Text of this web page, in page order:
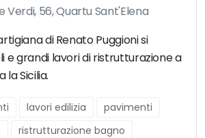
Verdi, 56, Quartu Sant'Elena
di Renato Puggioni si
e grandi lavori di ristrutturazione a
la Sicilia.
lavori edilizia
pavimenti
ristrutturazione bagno